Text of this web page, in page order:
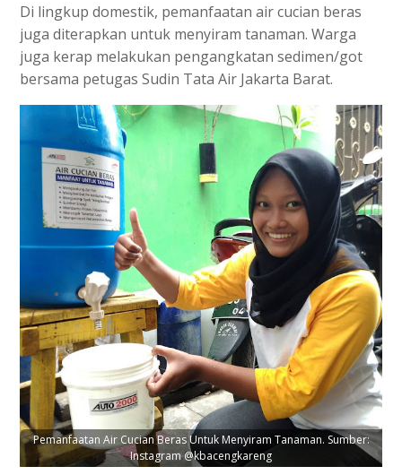
Di lingkup domestik, pemanfaatan air cucian beras
juga diterapkan untuk menyiram tanaman. Warga
juga kerap melakukan pengangkatan sedimen/got
bersama petugas Sudin Tata Air Jakarta Barat.
Pemanfaatan Air Cucian Beras Untuk Menyiram Tanaman. Sumber:
Instagram @kbacengkareng